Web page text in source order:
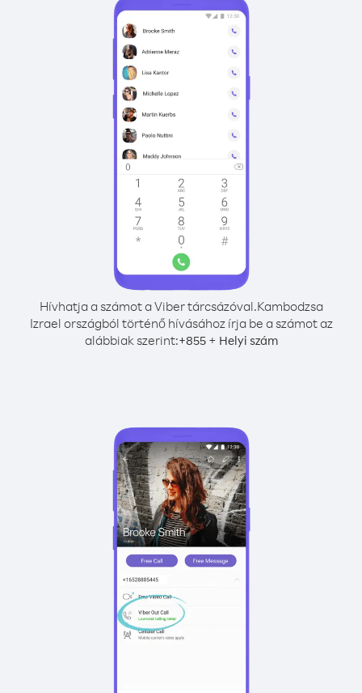
Hívhatja a számot a Viber tárcsázóval.Kambodzsa
Izrael országból történő hívásához írja be a számot az
alábbiak szerint:+855+ Helyi szám